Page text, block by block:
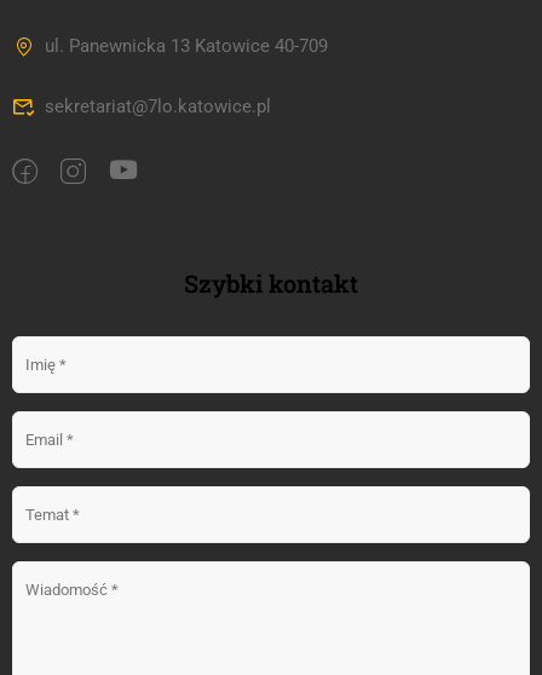
ul. Panewnicka 13 Katowice 40-709
sekretariat@7lo.katowice.pl
Szybki kontakt